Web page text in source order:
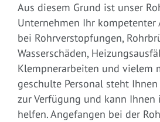
Aus diesem Grund ist unser
Unternehmen Ihr kompetenter
bei Rohrverstopfungen,
Wasserschäden,
Klempnerarbeiten und vielem
geschulte Personal steht
zur Verfügung und kann
helfen. Angefangen bei der